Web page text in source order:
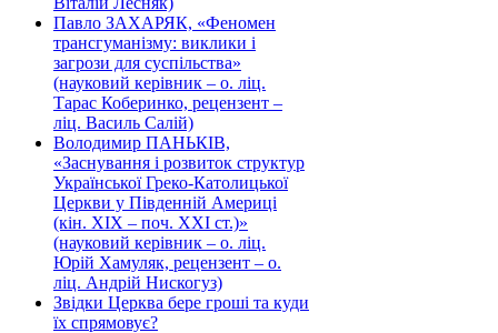
Павло ЗАХАРЯК, «Феномен
трансгуманізму: виклики і
загрози для суспільства»
(науковий керівник – о. ліц.
Тарас Коберинко, рецензент –
ліц. Василь Салій)
Володимир ПАНЬКІВ,
«Заснування і розвиток структур
Української Греко-Католицької
Церкви у Південній Америці
(кін. ХІХ – поч. ХХІ ст.)»
(науковий керівник – о. ліц.
Юрій Хамуляк, рецензент – о.
ліц. Андрій Нискогуз)
Звідки Церква бере гроші та куди
їх спрямовує?